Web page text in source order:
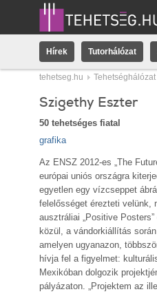
Hírek Tutorhálózat
tehetseg.hu Tehetséghálózat
Szigethy Eszter
50 tehetséges fiatal
grafika
Az ENSZ 2012-es „The
európai uniós országra
egyetlen egy vízcseppet
felelősséget érezteti velünk,
ausztráliai „Positive
közül, a vándorkiállítás
amelyen ugyanazon,
hívja fel a figyelmet:
Mexikóban dolgozik
pályázaton. „Projektem az